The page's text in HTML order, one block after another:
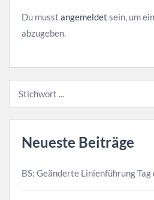
Du musst angemeldet sein, um
abzugeben.
Neueste Beiträge
BS: Geänderte Linienführung Tag